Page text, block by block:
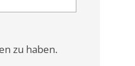
zu haben.